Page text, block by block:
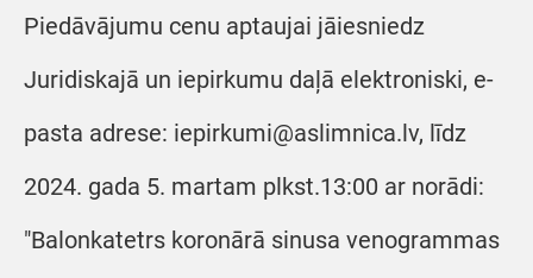
Piedāvājumu cenu aptaujai jāiesniedz
Juridiskajā un iepirkumu daļā elektroniski, e-
pasta adrese: iepirkumi@aslimnica.lv, līdz
2024. gada 5. martam plkst.13:00 ar norādi:
"Balonkatetrs koronārā sinusa venogrammas